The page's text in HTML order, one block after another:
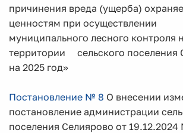
причинения вреда (ущерба)
ценностям при осуществлении
муниципального лесного контроля
территории сельского поселения
на 2025 год»
Постановление № 8 О внесении
постановление администрации
поселения Селиярово от